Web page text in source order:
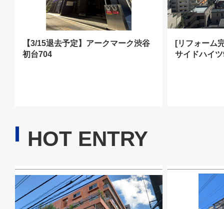
【3/15退去予定】アークマーク渋谷
初台704
[リフォーム
サイドハイ
HOT ENTRY